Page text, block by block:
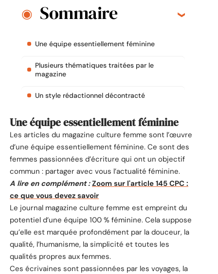
Sommaire
Une équipe essentiellement féminine
Plusieurs thématiques traitées par le
magazine
Un style rédactionnel décontracté
Une équipe essentiellement féminine
Les articles du magazine culture femme sont l’œuvre
d’une équipe essentiellement féminine. Ce sont des
femmes passionnées d’écriture qui ont un objectif
commun : partager avec vous l’actualité féminine.
A lire en complément : Zoom sur l'article 145 CPC :
ce que vous devez savoir
Le journal magazine culture femme est empreint du
potentiel d’une équipe 100 % féminine. Cela suppose
qu’elle est marquée profondément par la douceur, la
qualité, l’humanisme, la simplicité et toutes les
qualités propres aux femmes.
Ces écrivaines sont passionnées par les voyages, la